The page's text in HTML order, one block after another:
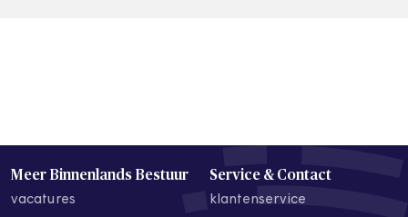
Meer Binnenlands Bestuur
vacatures
Service & Contact
klantenservice